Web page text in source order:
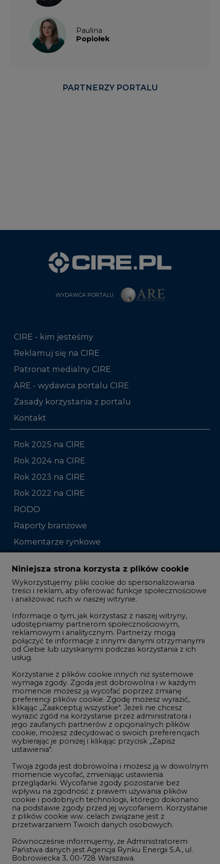
Paulina
Popiołek
PARTNERZY PORTALU
WYDAWCA PORTALU
CIRE - kim jesteśmy
Reklamuj się na CIRE
Patronat medialny CIRE
ARE - wydawca portalu CIRE
Zasady korzystania z portalu
Kontakt
Rok 2025 na CIRE
Rok 2024 na CIRE
Rok 2023 na CIRE
Rok 2022 na CIRE
RODO
Raporty branżowe
Komentarze rynkowe
Zmiany kadrowe na rynku
Studio CIRE
Rozmowy o energetyce
Gospodarka
Geopolityka
LTE450
Innowacje i AI
Telekomunikacja i IT
Handel emisjami CO2
Wodór
Górnictwo
Atom
Fotowoltaika
Offshore wind
Zielone samorządy
Niniejsza strona korzysta z plików cookie
Wykorzystujemy pliki cookie do spersonalizowania
treści i reklam, aby oferować funkcje społecznościowe
i analizować ruch w naszej witrynie.
Informacje o tym, jak korzystasz z naszej witryny,
udostępniamy partnerom społecznościowym,
reklamowym i analitycznym. Partnerzy mogą
połączyć te informacje z innymi danymi otrzymanymi
od Ciebie lub uzyskanymi podczas korzystania z ich
usług.
Korzystanie z plików cookie innych niż systemowe
wymaga zgody. Zgoda jest dobrowolna i w każdym
momencie możesz ją wycofać poprzez zmianę
preferencji plików cookie. Zgodę możesz wyrazić,
klikając „Zaakceptuj wszystkie". Jeżeli nie chcesz
wyrazić zgód na korzystanie przez administratora i
jego zaufanych partnerów z opcjonalnych plików
cookie, możesz zdecydować o swoich preferencjach
wybierając je poniżej i klikając przycisk „Zapisz
ustawienia".
Twoja zgoda jest dobrowolna i możesz ją w dowolnym
momencie wycofać, zmieniając ustawienia
przeglądarki. Wycofanie zgody pozostanie bez
wpływu na zgodność z prawem używania plików
cookie i podobnych technologii, którego dokonano
na podstawie zgody przed jej wycofaniem. Korzystanie
z plików cookie ww. celach związane jest z
przetwarzaniem Twoich danych osobowych.
Równocześnie informujemy, że Administratorem
Państwa danych jest Agencja Rynku Energii S.A., ul.
Bobrowiecka 3, 00-728 Warszawa.